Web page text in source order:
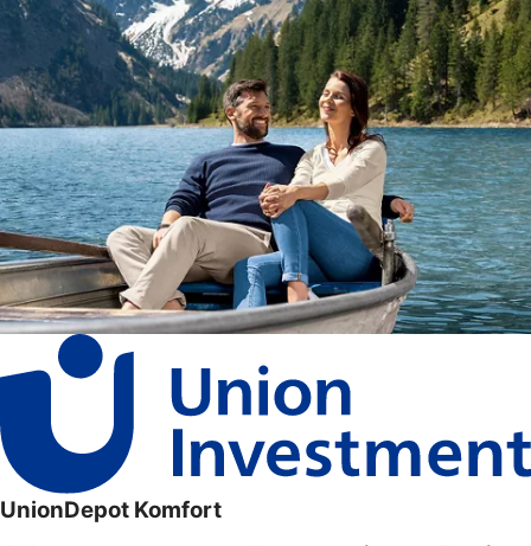
UnionDepot Komfort